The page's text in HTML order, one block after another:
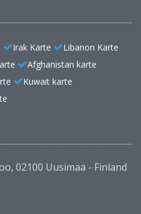
Irak Karte
Libanon Karte
Afghanistan karte
Kuwait karte
02100 Uusimaa - Finland